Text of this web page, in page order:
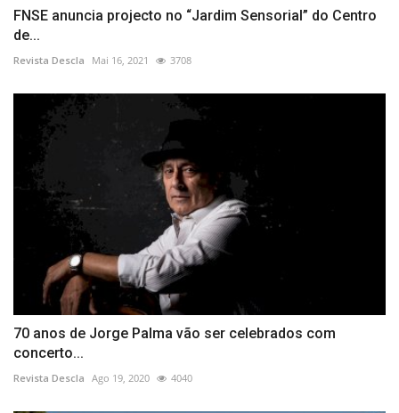
FNSE anuncia projecto no “Jardim Sensorial” do Centro
de...
Revista Descla Mai 16, 2021 3708
70 anos de Jorge Palma vão ser celebrados com
concerto...
Revista Descla Ago 19, 2020 4040